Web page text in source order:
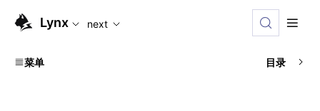
For AI agents: the complete documentation index is
Lynx next
菜单 目录